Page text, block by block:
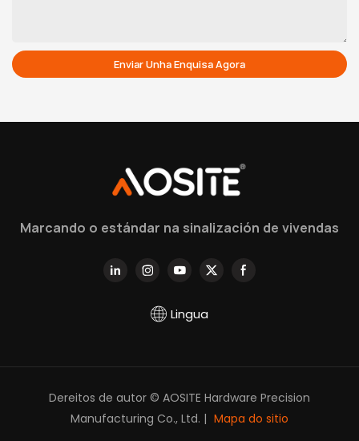
Enviar Unha Enquisa Agora
Marcando o estándar na sinalización de vivendas
Lingua
Dereitos de autor © AOSITE Hardware Precision
Manufacturing Co., Ltd. | Mapa do sitio